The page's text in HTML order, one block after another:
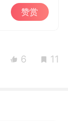
赞赏
6 11